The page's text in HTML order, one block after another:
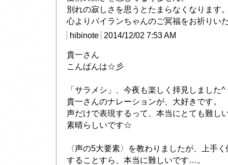
別れの寂しさを思うとたまらなくなります
心よりパイランちゃんのご冥福をお祈りい
hibinote
2014/12/02 7:53 AM
貴一さん
こんばんは☆彡
「サラメシ」、今夜も楽しく拝見しました^
貴一さんのナレーションが、大好きです。
声だけで表現するって、本当にとても難し
素晴らしいです☆
〈声の5大要素〉を教わりましたが、上手
することすら、本当に難しいです…。